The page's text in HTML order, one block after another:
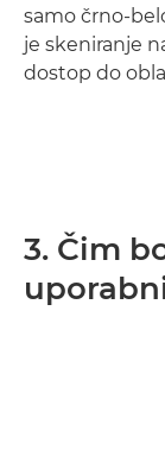
samo črno-
je skeniranje
dostop do
3. Čim